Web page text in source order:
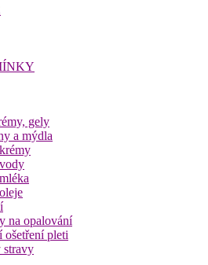
gely
a mýdla
na opalování
ošetření pleti